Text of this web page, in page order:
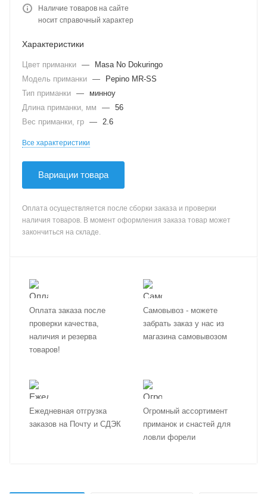
Наличие товаров на сайте
носит справочный характер
Характеристики
Цвет приманки —
Masa No Dokuringo
Модель приманки —
Pepino MR-SS
Тип приманки —
минноу
Длина приманки, мм
— 56
Вес приманки, гр — 2.6
Все характеристики
Вариации товара
Оплата осуществляется после сборки заказа и проверки
наличия товаров. В момент оформления заказа товар может
закончиться на складе.
Оплата заказа после
проверки качества,
наличия и резерва
товаров!
Самовывоз - можете
забрать заказ у нас из
магазина самовывозом
Ежедневная отгрузка
заказов на Почту и СДЭК
Огромный ассортимент
приманок и снастей для
ловли форели